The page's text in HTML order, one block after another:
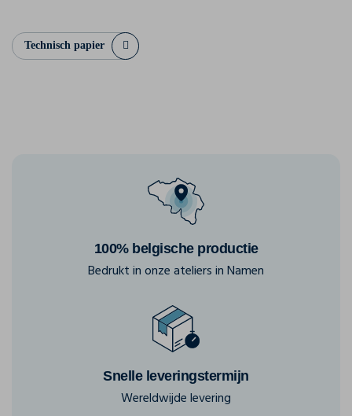
Technisch papier
100% belgische productie
Bedrukt in onze ateliers in Namen
Snelle leveringstermijn
Wereldwijde levering